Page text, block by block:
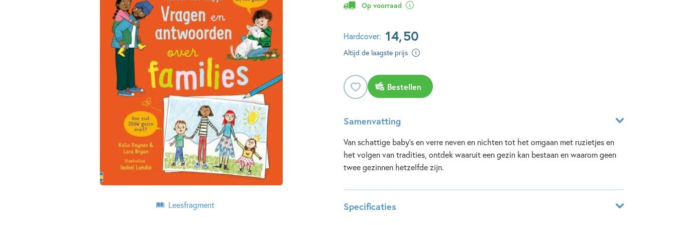
Leesfragment
Op voorraad
Hardcover: 14,50
Altijd de laagste prijs
Bestellen
Samenvatting
Van schattige baby's en verre neven en nichten tot het omgaan met ruzietjes en
het volgen van tradities, ontdek waaruit een gezin kan bestaan en waarom geen
twee gezinnen hetzelfde zijn.
Lees meer
Specificaties